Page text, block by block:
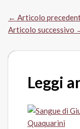
← Articolo
Articolo successivo
Leggi